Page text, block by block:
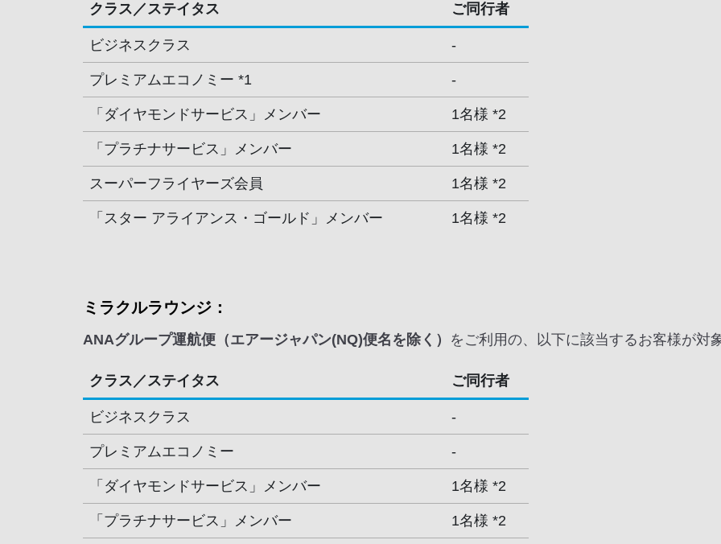
クラス／ステイタス ご同行者
ビジネスクラス -
プレミアムエコノミー *1 -
「ダイヤモンドサービス」メンバー 1名様 *2
「プラチナサービス」メンバー 1名様 *2
スーパーフライヤーズ会員 1名様 *2
「スター アライアンス・ゴールド」メンバー 1名様 *2
ミラクルラウンジ：
ANAグループ運航便（エアージャパン(NQ)便名を除く） をご利用の、以下に該当するお客様が対
クラス／ステイタス ご同行者
ビジネスクラス -
プレミアムエコノミー -
「ダイヤモンドサービス」メンバー 1名様 *2
「プラチナサービス」メンバー 1名様 *2